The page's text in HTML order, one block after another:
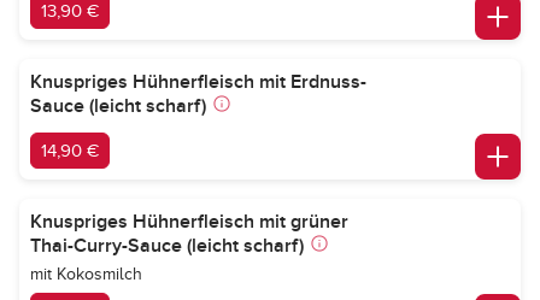
13,90 €
Knuspriges Hühnerfleisch mit Erdnuss-
Sauce (leicht scharf)
14,90 €
Knuspriges Hühnerfleisch mit grüner
Thai-Curry-Sauce (leicht scharf)
mit Kokosmilch